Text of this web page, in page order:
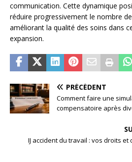
communication. Cette dynamique
réduire progressivement le nombre
améliorant la qualité des soins dans
expansion.
PRÉCÉDENT
Comment faire une
compensatoire après
IJ accident du travail : vos droits et